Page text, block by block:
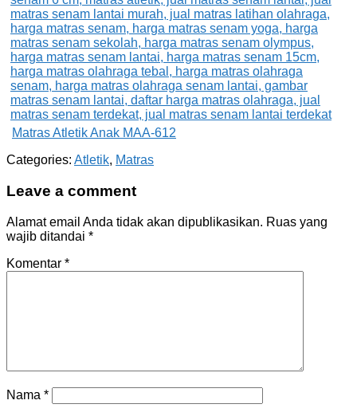
Matras Atletik Anak MAA-612
Categories: Atletik, Matras
Leave a comment
Alamat email Anda tidak akan dipublikasikan. Ruas yang
wajib ditandai *
Komentar *
Nama *